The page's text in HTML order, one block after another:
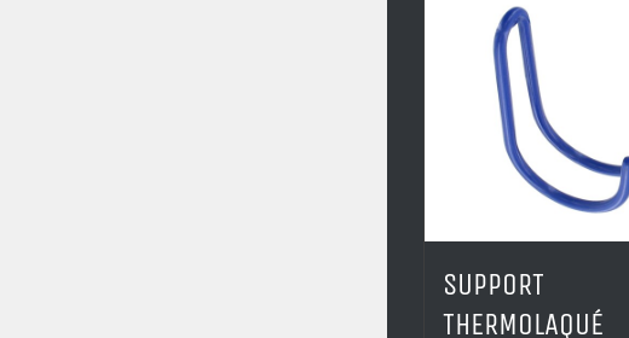
SUPPORT
THERMOLAQUÉ